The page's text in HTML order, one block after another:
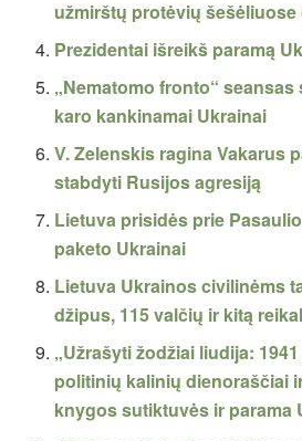
užmirštų protėvių šešėliuose
Prezidentai išreikš paramą
„Nematomo fronto“
karo kankinamai Ukrainai
V. Zelenskis ragina Vakarus
stabdyti Rusijos agresiją
Lietuva prisidės prie
paketo Ukrainai
Lietuva Ukrainos civilinėms
džipus, 115 valčių ir kitą
„Užrašyti žodžiai liudija:
politinių kalinių dienoraščiai
knygos sutiktuvės ir parama